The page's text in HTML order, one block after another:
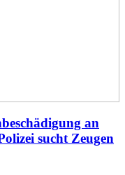
an
sucht Zeugen